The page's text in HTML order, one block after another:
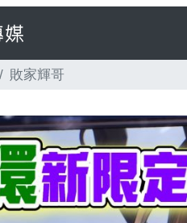
敗家輝哥